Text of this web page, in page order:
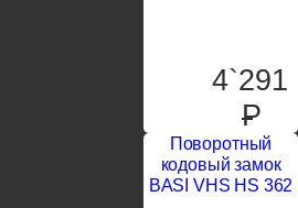
4`291
P
Поворотный
кодовый замок
BASI VHS HS 362